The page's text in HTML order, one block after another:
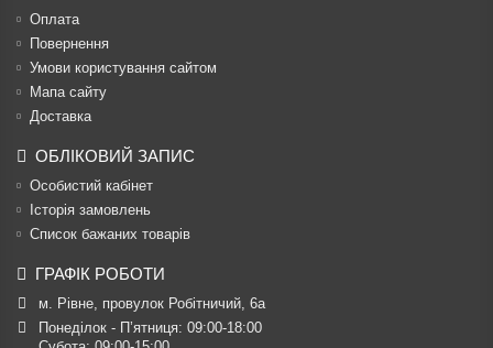
Оплата
Повернення
Умови користування сайтом
Мапа сайту
Доставка
ОБЛІКОВИЙ ЗАПИС
Особистий кабінет
Історія замовлень
Список бажаних товарів
ГРАФІК РОБОТИ
м. Рівне, провулок Робітничий, 6а
Понеділок - П’ятниця: 09:00-18:00